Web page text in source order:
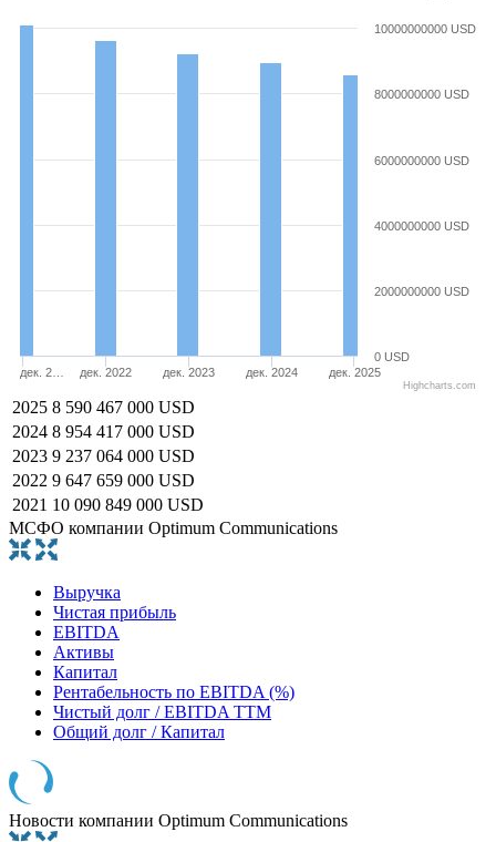
дек. 2… дек. 2022 дек. 2023 дек. 2024 дек. 2025
0 USD
2000000000 USD
4000000000 USD
6000000000 USD
8000000000 USD
10000000000 USD
Highcharts.com
2025 8 590 467 000 USD
2024 8 954 417 000 USD
2023 9 237 064 000 USD
2022 9 647 659 000 USD
2021 10 090 849 000 USD
МСФО компании Optimum Communications
Выручка
Чистая прибыль
EBITDA
Активы
Капитал
Рентабельность по EBITDA (%)
Чистый долг / EBITDA TTM
Общий долг / Капитал
Новости компании Optimum Communications